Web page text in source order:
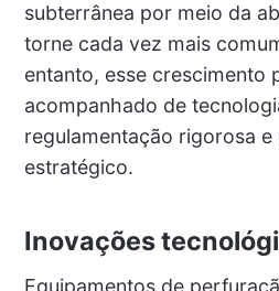
subterrânea por meio da
torne cada vez mais
entanto, esse crescimento
acompanhado de
regulamentação rigorosa e
estratégico.
Inovações
Equipamentos de